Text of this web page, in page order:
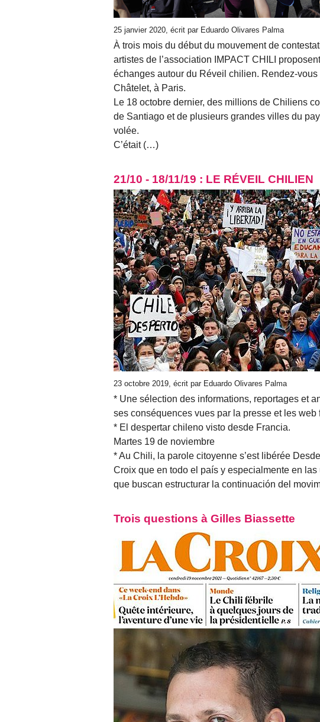
25 janvier 2020, écrit par Eduardo Olivares Palma
À trois mois du début du mouvement de
artistes de l’association IMPACT CHILI
échanges autour du Réveil chilien. Rendez-
Châtelet, à Paris.
Le 18 octobre dernier, des millions de Chiliens
de Santiago et de plusieurs grandes villes du
volée.
C’était (…)
21/10 - 18/11/19 : LE RÉVEIL CHILIEN
23 octobre 2019, écrit par Eduardo Olivares Palma
* Une sélection des informations, reportages et
ses conséquences vues par la presse et les web
* El despertar chileno visto desde Francia.
Martes 19 de noviembre
* Au Chili, la parole citoyenne s’est libérée
Croix que en todo el país y especialmente en
que buscan estructurar la continuación del
Trois questions à Gilles Biassette